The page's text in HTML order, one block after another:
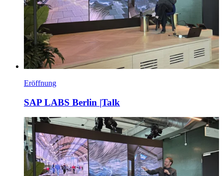
Eröffnung
SAP LABS Berlin |Talk